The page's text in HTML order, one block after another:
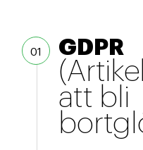
GDPR
att bli